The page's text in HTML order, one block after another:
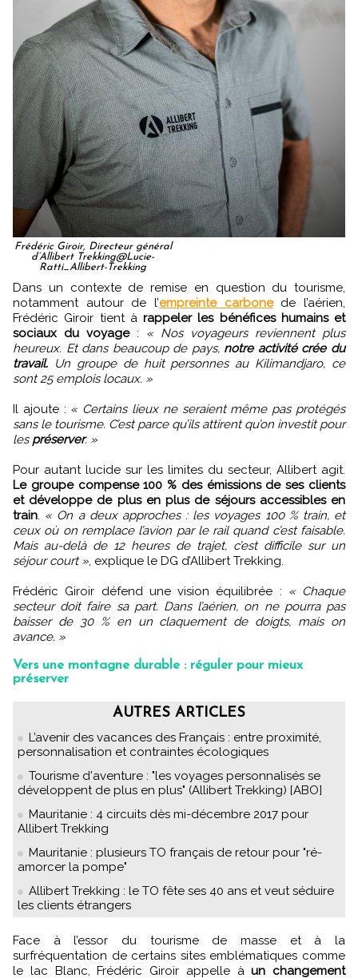
Frédéric Giroir, Directeur général
d’Allibert Trekking@Lucie-
Ratti_Allibert-Trekking
Dans un contexte de remise en question du tourisme,
notamment autour de l’empreinte carbonede l’aérien,
Frédéric Giroir tient à rappeler les bénéfices humains et
sociaux du voyage: « Nos voyageurs reviennent plus
heureux. Et dans beaucoup de pays, notre activité crée du
travail. Un groupe de huit personnes au Kilimandjaro, ce
sont 25 emplois locaux. »
Il ajoute : « Certains lieux ne seraient même pas protégés
sans le tourisme. C’est parce qu’ils attirent qu’on investit pour
les préserver. »
Pour autant lucide sur les limites du secteur, Allibert agit.
Le groupe compense 100 % des émissions de ses clients
et développe de plus en plus de séjours accessibles en
train. « On a deux approches : les voyages 100 % train, et
ceux où on remplace l’avion par le rail quand c’est faisable.
Mais au-delà de 12 heures de trajet, c’est difficile sur un
séjour court », explique le DG d’Allibert Trekking.
Frédéric Giroir défend une vision équilibrée : « Chaque
secteur doit faire sa part. Dans l’aérien, on ne pourra pas
baisser de 30 % en un claquement de doigts, mais on
avance. »
Vers une montagne durable : réguler pour mieux
préserver
AUTRES ARTICLES
L’avenir des vacances des Français : entre proximité,
personnalisation et contraintes écologiques
Tourisme d'aventure : "les voyages personnalisés se
développent de plus en plus" (Allibert Trekking) [ABO]
Mauritanie : 4 circuits dès mi-décembre 2017 pour
Allibert Trekking
Mauritanie : plusieurs TO français de retour pour "ré-
amorcer la pompe"
Allibert Trekking : le TO fête ses 40 ans et veut séduire
les clients étrangers
Face à l’essor du tourisme de masse et à la
surfréquentation de certains sites emblématiques comme
le lac Blanc, Frédéric Giroir appelle àun changement